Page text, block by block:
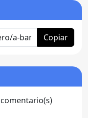
Copiar
comentario(s)